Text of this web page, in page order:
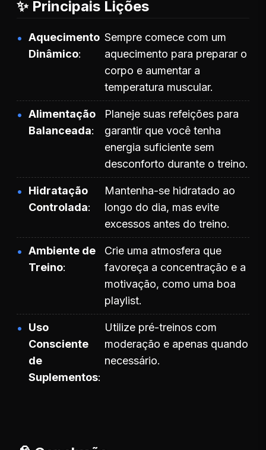
✨ Principais Lições
Aquecimento
Dinâmico
Sempre comece com um
aquecimento para preparar o
corpo e aumentar a
temperatura muscular.
Alimentação
Balanceada
Planeje suas refeições para
garantir que você tenha
energia suficiente sem
desconforto durante o treino.
Hidratação
Controlada
Mantenha-se hidratado ao
longo do dia, mas evite
excessos antes do treino.
Ambiente de
Treino
Crie uma atmosfera que
favoreça a concentração e a
motivação, como uma boa
playlist.
Uso
Consciente
de
Suplementos
Utilize pré-treinos com
moderação e apenas quando
necessário.